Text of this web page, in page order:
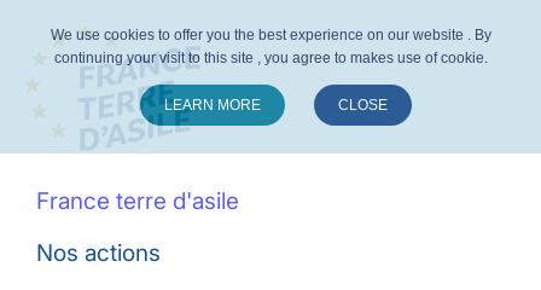
France terre d'asile
Nos actions
We use cookies to offer you the best experience on our website . By
continuing your visit to this site , you agree to makes use of cookie.
LEARN MORE CLOSE